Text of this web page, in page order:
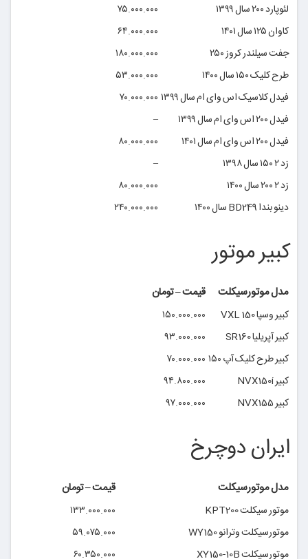
لئوپارد ۲۰۰ سال ۱۳۹۹
۷۵.۰۰۰.۰۰۰
کاوان ۱۲۵ سال ۱۴۰۱
۶۴.۰۰۰.۰۰۰
جفت سیلندر کروز ۲۵۰
۱۸۰.۰۰۰.۰۰۰
طرح کلیک ۱۵۰ سال ۱۴۰۰
۵۳.۰۰۰.۰۰۰
فیدل کلاسیک اس وای ام سال ۱۳۹۹
۷۰.۰۰۰.۰۰۰
فیدل ۲۰۰ اس وای ام سال ۱۳۹۹
–
فیدل ۲۰۰ اس وای ام سال ۱۴۰۱
۸۰.۰۰۰.۰۰۰
زد ۲ ۱۵۰ سال ۱۳۹۸
–
زد ۲ ۲۰۰ سال ۱۴۰۰
۸۰.۰۰۰.۰۰۰
دینو بندا BD249 سال ۱۴۰۰
۲۴۰.۰۰۰.۰۰۰
کبیر موتور
مدل موتورسیکلت قیمت – تومان
کبیر وسپا VXL 150
۱۵۰.۰۰۰.۰۰۰
کبیر آپریلیا SR160
۹۳.۰۰۰.۰۰۰
کبیر طرح کلیک آپ ۱۵۰
۷۰.۰۰۰.۰۰۰
کبیر NVX150i
۹۴.۸۰۰.۰۰۰
کبیر NVX155
۹۷.۰۰۰.۰۰۰
ایران دوچرخ
مدل موتورسیکلت قیمت – تومان
موتور سیکلت KPT200
۱۳۳.۰۰۰.۰۰۰
موتورسیکلت وترانو WY150
۵۹.۰۷۵.۰۰۰
موتورسیکلت XY150-10B
۶۰.۳۵۰.۰۰۰